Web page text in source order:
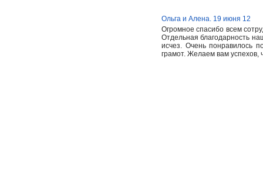
Ольга и Алена. 19 июня 12
Огромное спасибо всем
Отдельная благодарность
исчез. Очень понравилось
грамот. Желаем вам успехов,